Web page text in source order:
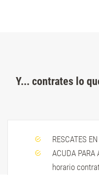
Y... contrates lo
RESCATES
ACUDA PARA
horario